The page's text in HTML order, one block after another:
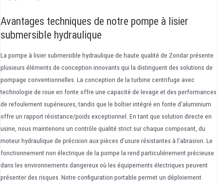
Avantages techniques de notre pompe à lisier
submersible hydraulique
La pompe à lisier submersible hydraulique de haute qualité de Zondar présente
plusieurs éléments de conception innovants qui la distinguent des solutions de
pompage conventionnelles. La conception de la turbine centrifuge avec
technologie de roue en fonte offre une capacité de levage et des performances
de refoulement supérieures, tandis que le boîtier intégré en fonte d’aluminium
offre un rapport résistance/poids exceptionnel. En tant que solution directe en
usine, nous maintenons un contrôle qualité strict sur chaque composant, du
moteur hydraulique de précision aux pièces d’usure résistantes à l’abrasion. Le
fonctionnement non électrique de la pompe la rend particulièrement précieuse
dans les environnements dangereux où les équipements électriques peuvent
présenter des risques. Notre configuration portable permet un déploiement